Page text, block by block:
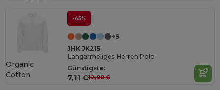
-45%
+9
JHK JK215
Langärmeliges Herren Polo
Günstigste:
7,11 €12,90 €
Organic
Cotton